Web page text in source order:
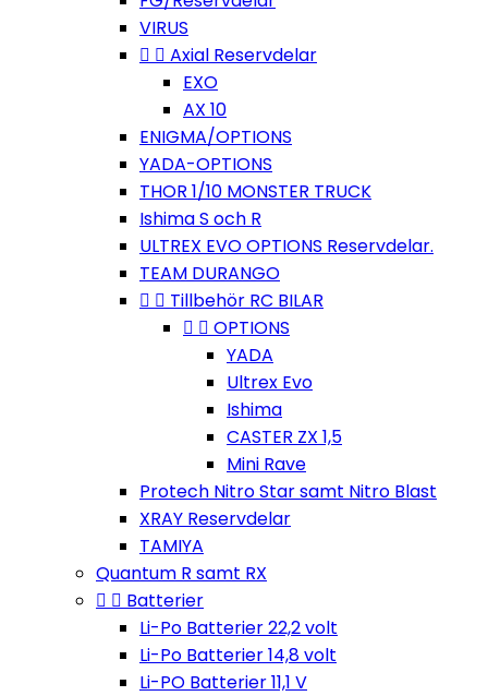
VIRUS
  Axial Reservdelar
EXO
AX 10
ENIGMA/OPTIONS
YADA-OPTIONS
THOR 1/10 MONSTER TRUCK
Ishima S och R
ULTREX EVO OPTIONS Reservdelar.
TEAM DURANGO
  Tillbehör RC BILAR
  OPTIONS
YADA
Ultrex Evo
Ishima
CASTER ZX 1,5
Mini Rave
Protech Nitro Star samt Nitro Blast
XRAY Reservdelar
TAMIYA
Quantum R samt RX
  Batterier
Li-Po Batterier 22,2 volt
Li-Po Batterier 14,8 volt
Li-PO Batterier 11,1 V